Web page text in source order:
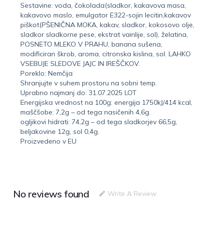
Sestavine: voda, čokolada(sladkor, kakavova masa,
kakavovo maslo, emulgator E322-sojin lecitin,kakavov
piškot(PŠENIČNA MOKA, kakav, sladkor, kokosovo olje,
sladkor sladkorne pese, ekstrat vainlije, sol), želatina,
POSNETO MLEKO V PRAHU, banana sušena,
modificiran škrob, aroma, citronska kislina, sol. LAHKO
VSEBUJE SLEDOVE JAJC IN IREŠČKOV.
Poreklo: Nemčija
Shranjujte v suhem prostoru na sobni temp.
Uprabno najmanj do: 31.07.2025 LOT
Energijska vrednost na 100g: energija 1750kJ/414 kcal,
maščšobe: 7,2g – od tega nasičenih 4,6g.
ogljikovi hidrati: 74,2g – od tega sladkorjev 66,5g,
beljakovine 12g, sol 0,4g.
Proizvedeno v EU
No reviews found Write A Review